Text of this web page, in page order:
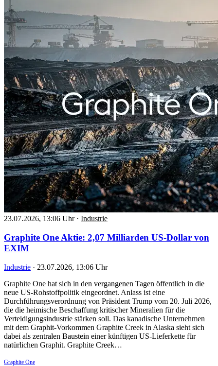
23.07.2026, 13:06 Uhr · Industrie
Graphite One Aktie: 2,07 Milliarden US-Dollar von
EXIM
Industrie · 23.07.2026, 13:06 Uhr
Graphite One hat sich in den vergangenen Tagen öffentlich in die
neue US-Rohstoffpolitik eingeordnet. Anlass ist eine
Durchführungsverordnung von Präsident Trump vom 20. Juli 2026,
die die heimische Beschaffung kritischer Mineralien für die
Verteidigungsindustrie stärken soll. Das kanadische Unternehmen
mit dem Graphit-Vorkommen Graphite Creek in Alaska sieht sich
dabei als zentralen Baustein einer künftigen US-Lieferkette für
natürlichen Graphit. Graphite Creek…
Graphite One